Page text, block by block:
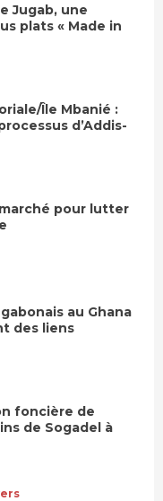
Jugab, une
plats « Made in
Île Mbanié :
d’Addis-
pour lutter
au Ghana
des liens
foncière de
de Sogadel à